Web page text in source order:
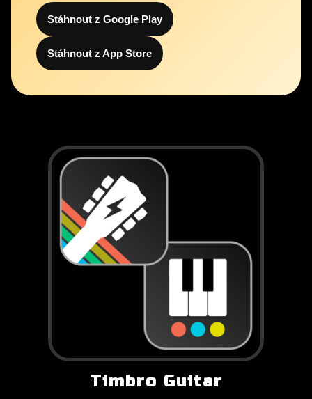
Stáhnout z Google Play
Stáhnout z App Store
Timbro Guitar